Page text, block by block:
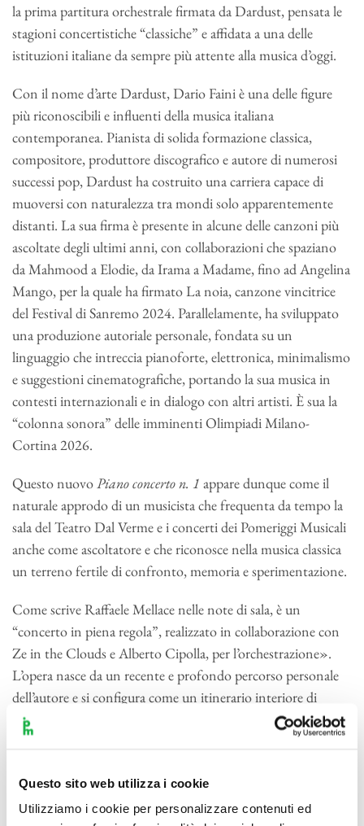
Questo sito web utilizza i cookie
Utilizziamo i cookie per personalizzare contenuti ed
la prima partitura orchestrale firmata da Dardust, pensata le
stagioni concertistiche “classiche” e affidata a una delle
istituzioni italiane da sempre più attente alla musica d’oggi.
Con il nome d’arte Dardust, Dario Faini è una delle figure
più riconoscibili e influenti della musica italiana
contemporanea. Pianista di solida formazione classica,
compositore, produttore discografico e autore di numerosi
successi pop, Dardust ha costruito una carriera capace di
muoversi con naturalezza tra mondi solo apparentemente
distanti. La sua firma è presente in alcune delle canzoni più
ascoltate degli ultimi anni, con collaborazioni che spaziano
da Mahmood a Elodie, da Irama a Madame, fino ad Angelina
Mango, per la quale ha firmato La noia, canzone vincitrice
del Festival di Sanremo 2024. Parallelamente, ha sviluppato
una produzione autoriale personale, fondata su un
linguaggio che intreccia pianoforte, elettronica, minimalismo
e suggestioni cinematografiche, portando la sua musica in
contesti internazionali e in dialogo con altri artisti. È sua la
“colonna sonora” delle imminenti Olimpiadi Milano-
Cortina 2026.
Questo nuovoPiano concerto n. 1 appare dunque come il
naturale approdo di un musicista che frequenta da tempo la
sala del Teatro Dal Verme e i concerti dei Pomeriggi Musicali
anche come ascoltatore e che riconosce nella musica classica
un terreno fertile di confronto, memoria e sperimentazione.
Come scrive Raffaele Mellace nelle note di sala, è un
“concerto in piena regola”, realizzato in collaborazione con
Ze in the Clouds e Alberto Cipolla, per l’orchestrazione».
L’opera nasce da un recente e profondo percorso personale
dell’autore e si configura come un itinerario interiore di
trasformazione: dall’attraversamento di zone oscure e fragili
fino a una rinnovata energia vitale.
«Si sentirà il profumo di molto Novecento storico (Ravel,
Gershwin, il Puccini più avanzato) – anticipa Mellace – i